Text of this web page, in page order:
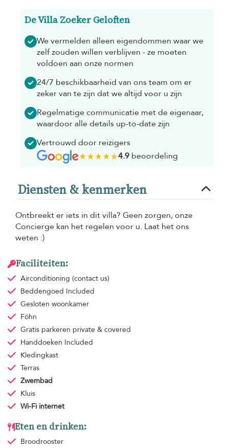
De Villa Zoeker Geloften
We vermelden alleen eigendommen waar we
zelf zouden willen verblijven - ze moeten
voldoen aan onze normen
24/7 beschikbaarheid van ons team om er
zeker van te zijn dat we altijd voor u zijn
Regelmatige communicatie met de eigenaar,
waardoor alle details up-to-date zijn
Vertrouwd door reizigers
4.9beoordeling
Diensten & kenmerken
Ontbreekt er iets in dit villa? Geen zorgen, onze
Concierge kan het regelen voor u. Laat het ons
weten :)
Faciliteiten:
Airconditioning (contact us)
Beddengoed Included
Gesloten woonkamer
Föhn
Gratis parkeren private & covered
Handdoeken Included
Kledingkast
Terras
Zwembad
Kluis
Wi-Fi internet
Eten en drinken:
Broodrooster